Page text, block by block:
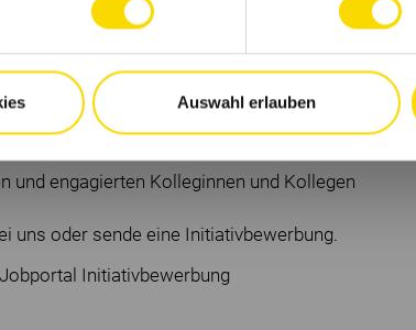
Auswahl erlauben
und engagierten Kolleginnen und Kollegen
uns oder sende eine Initiativbewerbung.
Initiativbewerbung